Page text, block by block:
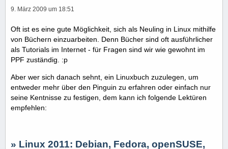
9. März 2009 um 18:51
Oft ist es eine gute Möglichkeit, sich als Neuling in Linux mithilfe
von Büchern einzuarbeiten. Denn Bücher sind oft ausführlicher
als Tutorials im Internet - für Fragen sind wir wie gewohnt im
PPF zuständig. :p
Aber wer sich danach sehnt, ein Linuxbuch zuzulegen, um
entweder mehr über den Pinguin zu erfahren oder einfach nur
seine Kentnisse zu festigen, dem kann ich folgende Lektüren
empfehlen:
» Linux 2011: Debian, Fedora, openSUSE,